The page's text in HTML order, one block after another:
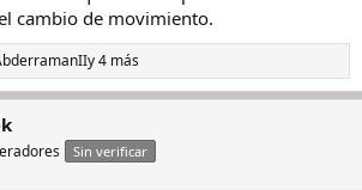
cambio de movimiento.
y 4 más
Sin verificar